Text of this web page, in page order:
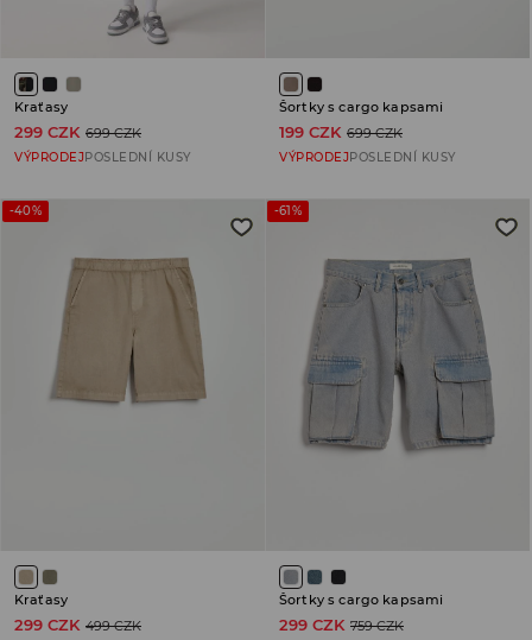
Kraťasy
299 CZK 699 CZK
VÝPRODEJ POSLEDNÍ KUSY
Šortky s cargo kapsami
199 CZK 699 CZK
VÝPRODEJ POSLEDNÍ KUSY
-40%
Kraťasy
299 CZK 499 CZK
-61%
Šortky s cargo kapsami
299 CZK 759 CZK